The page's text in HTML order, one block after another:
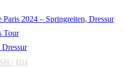
Paris 2024 – Springreiten, Dressur
Tour
/ HH